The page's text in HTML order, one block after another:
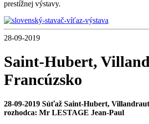
prestížnej výstavy.
28-09-2019
Saint-Hubert,
Francúzsko
28-09-2019 Súťaž Saint-Hubert,
rozhodca: Mr LESTAGE Jean-Paul